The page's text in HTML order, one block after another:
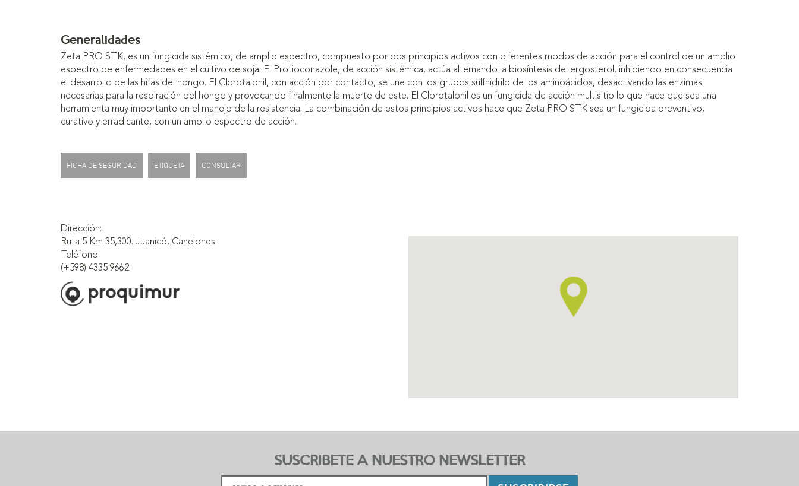
Generalidades
Zeta PRO STK, es un fungicida sistémico, de amplio espectro, compuesto por dos principios activos con diferentes modos de acción para el control de un amplio
espectro de enfermedades en el cultivo de soja. El Protioconazole, de acción sistémica, actúa alternando la biosíntesis del ergosterol, inhibiendo en consecuencia
el desarrollo de las hifas del hongo. El Clorotalonil, con acción por contacto, se une con los grupos sulfhidrilo de los aminoácidos, desactivando las enzimas
necesarias para la respiración del hongo y provocando finalmente la muerte de este. El Clorotalonil es un fungicida de acción multisitio lo que hace que sea una
herramienta muy importante en el manejo de la resistencia. La combinación de estos principios activos hace que Zeta PRO STK sea un fungicida preventivo,
curativo y erradicante, con un amplio espectro de acción.
FICHA DE SEGURIDAD ETIQUETA CONSULTAR
Dirección:
Ruta 5 Km 35,300. Juanicó, Canelones
Teléfono:
(+598) 4335 9662
SUSCRIBETE A NUESTRO NEWSLETTER